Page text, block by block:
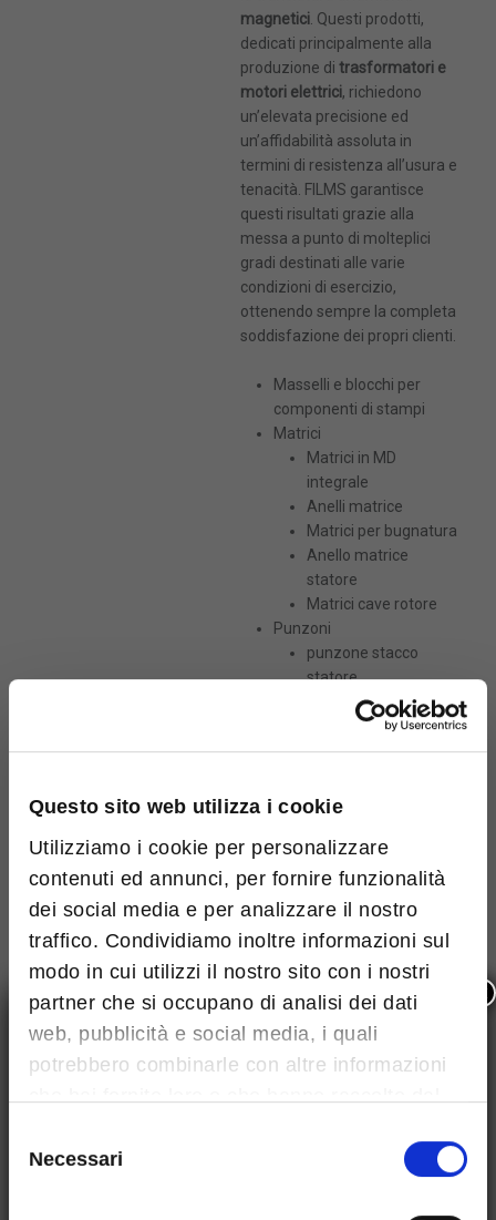
Questo sito web utilizza i cookie
Utilizziamo i cookie per personalizzare
contenuti ed annunci, per fornire funzionalità
dei social media e per analizzare il nostro
traffico. Condividiamo inoltre informazioni sul
modo in cui utilizzi il nostro sito con i nostri
partner che si occupano di analisi dei dati
web, pubblicità e social media, i quali
potrebbero combinarle con altre informazioni
delNecessari
* Campi Obbligatori
Termini di serviziodi Google.
magnetici. Questi prodotti,
dedicati principalmente alla
produzione di trasformatori e
motori elettrici, richiedono
un’elevata precisione ed
un’affidabilità assoluta in
termini di resistenza all’usura e
tenacità. FILMS garantisce
questi risultati grazie alla
messa a punto di molteplici
gradi destinati alle varie
condizioni di esercizio,
ottenendo sempre la completa
soddisfazione dei propri clienti.
Masselli e blocchi per
componenti di stampi
Matrici
Matrici in MD
integrale
Anelli matrice
Matrici per bugnatura
Anello matrice
statore
Matrici cave rotore
Punzoni
punzone stacco
statore
punzone traferro
punzone premente
punzone bugna
GALLERIA FOTOGRAFICA
Dimensioni massime: 4MB. File permessi: pdf
Termini e condizioni
Questo sito è protetto da reCAPTCHA e si
privacy ed iTermini di
×